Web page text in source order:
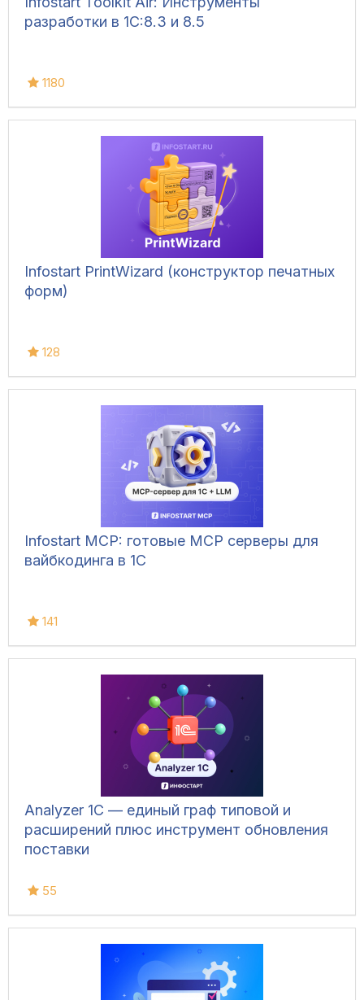
разработки в 1С:8.3 и 8.5
1180
Infostart PrintWizard (конструктор печатных
форм)
128
Infostart MCP: готовые MCP серверы для
вайбкодинга в 1С
141
Analyzer 1C — единый граф типовой и
расширений плюс инструмент обновления
поставки
55